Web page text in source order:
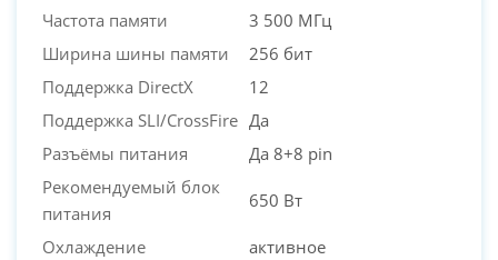
Частота памяти
3 500 МГц
Ширина шины памяти
256 бит
Поддержка DirectX
12
Поддержка SLI/CrossFire Да
Разъёмы питания
Да 8+8 pin
Рекомендуемый блок
питания
650 Вт
Охлаждение
активное